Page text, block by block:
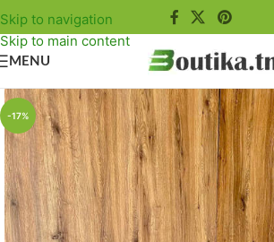
Skip to navigation
Skip to main content
MENU
-17%